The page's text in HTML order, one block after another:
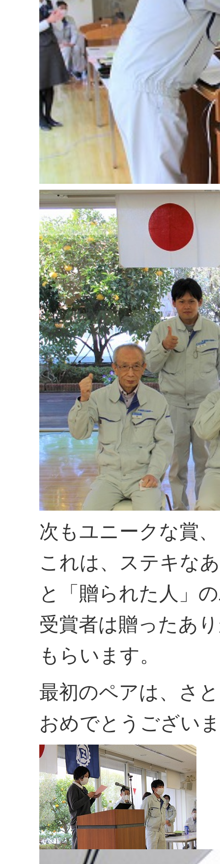
次もユニークな賞
これは、ステキな
と「贈られた人」
受賞者は贈ったあ
もらいます。
最初のペアは、さ
おめでとうござい